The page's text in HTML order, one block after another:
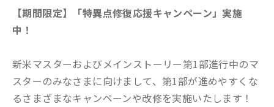
【期間限定】「特異点修復応援キャンペーン」実施
中！
新米マスターおよびメインストーリー第1部進行中のマ
スターのみなさまに向けまして、第1部が進めやすくな
るさまざまなキャンペーンや改修を実施いたします！